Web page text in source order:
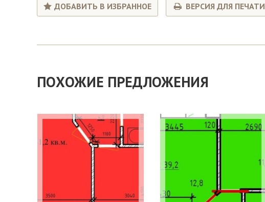
ДОБАВИТЬ В ИЗБРАННОЕ ВЕРСИЯ ДЛЯ ПЕЧАТИ
ПОХОЖИЕ ПРЕДЛОЖЕНИЯ